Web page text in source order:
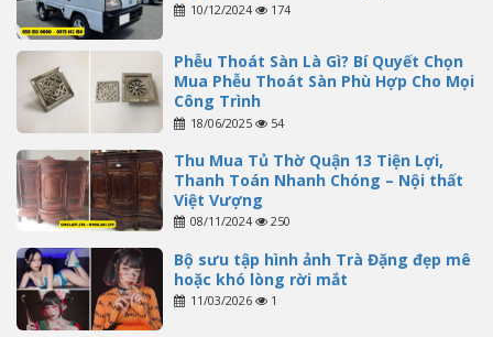
10/12/2024 174
Phễu Thoát Sàn Là Gì? Bí Quyết Chọn
Mua Phễu Thoát Sàn Phù Hợp Cho Mọi
Công Trình
18/06/2025 54
Thu Mua Tủ Thờ Quận 13 Tiện Lợi,
Thanh Toán Nhanh Chóng – Nội thất
Việt Vượng
08/11/2024 250
Bộ sưu tập hình ảnh Trà Đặng đẹp mê
hoặc khó lòng rời mắt
11/03/2026 1